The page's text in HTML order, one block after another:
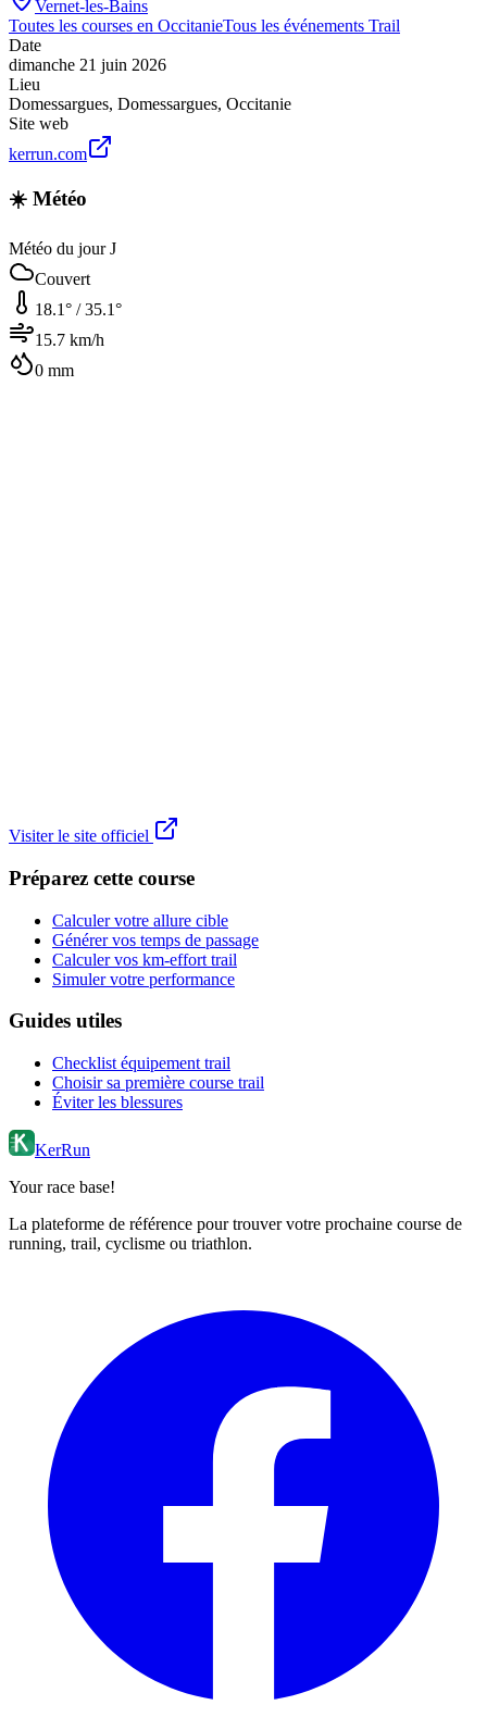
Vernet-les-Bains
Toutes les courses en OccitanieTous les événements Trail
Date
dimanche 21 juin 2026
Lieu
Domessargues, Domessargues, Occitanie
Site web
kerrun.com
☀️ Météo
Météo du jour J
Couvert
18.1° /35.1°
15.7 km/h
0 mm
Visiter le site officiel
Préparez cette course
Calculer votre allure cible
Générer vos temps de passage
Calculer vos km-effort trail
Simuler votre performance
Guides utiles
Checklist équipement trail
Choisir sa première course trail
Éviter les blessures
KerRun
Your race base!
La plateforme de référence pour trouver votre prochaine course de
running, trail, cyclisme ou triathlon.